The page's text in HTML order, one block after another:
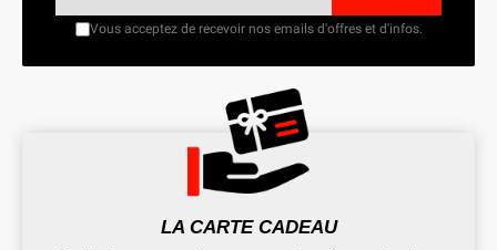
Vous acceptez de recevoir nos emails d'offres et d'infos.
LA CARTE CADEAU